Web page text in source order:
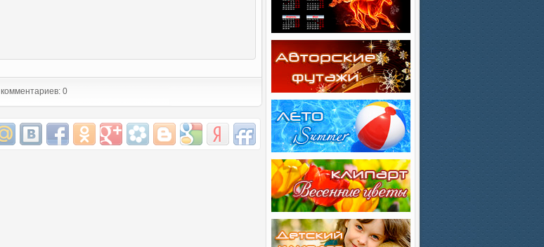
комментариев: 0